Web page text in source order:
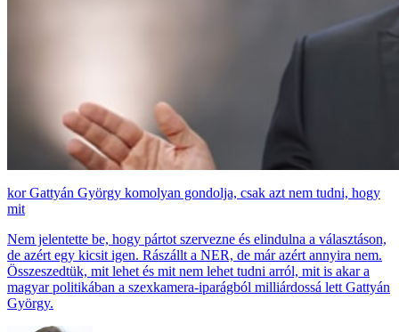
Gattyán György komolyan gondolja, csak azt nem tudni, hogy
mit
Nem jelentette be, hogy pártot szervezne és elindulna a választáson,
de azért egy kicsit igen. Rászállt a NER, de már azért annyira nem.
Összeszedtük, mit lehet és mit nem lehet tudni arról, mit is akar a
magyar politikában a szexkamera-iparágból milliárdossá lett Gattyán
György.